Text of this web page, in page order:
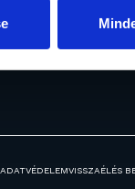
ADATVÉDELEMVISSZAÉLÉS